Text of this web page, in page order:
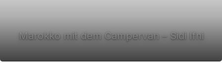
Marokko mit dem Campervan – Sidi Ifni